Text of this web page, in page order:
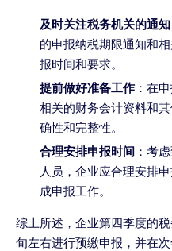
及时关注税务机关的通知
的申报纳税期限通知和
报时间和要求。
提前做好准备工作 ：在
相关的财务会计资料和
确性和完整性。
合理安排申报时间 ：考
人员，企业应合理安排
成申报工作。
综上所述，企业第四季度的
旬左右进行预缴申报，并在